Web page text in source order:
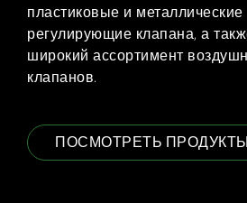
пластиковые и металлические
регулирующие клапана, а
широкий ассортимент
клапанов.
ПОСМОТРЕТЬ ПРОДУКТЫ